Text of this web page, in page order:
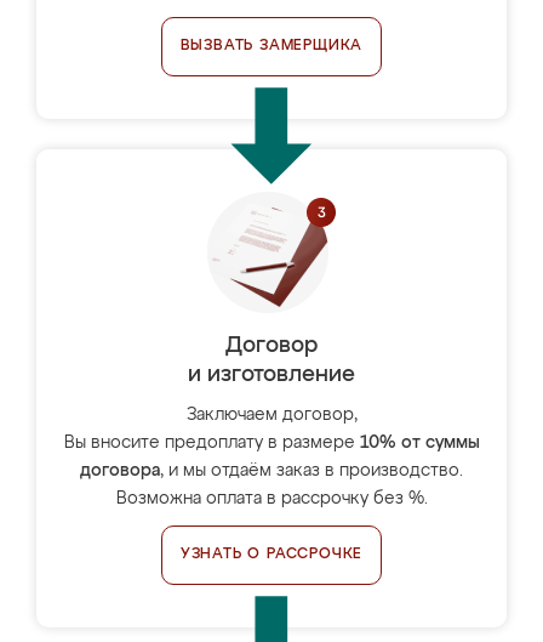
ВЫЗВАТЬ ЗАМЕРЩИКА
Договор
и изготовление
Заключаем договор,
Вы вносите предоплату в размере 10% от суммы
договора, и мы отдаём заказ в производство.
Возможна оплата в рассрочку без %.
УЗНАТЬ О РАССРОЧКЕ